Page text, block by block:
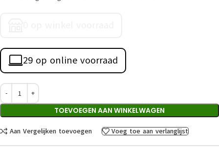
29 op online voorraad
TOEVOEGEN AAN WINKELWAGEN
Aan Vergelijken toevoegen Voeg toe aan verlanglijst